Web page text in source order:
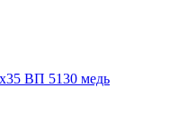
ВП 5130 медь